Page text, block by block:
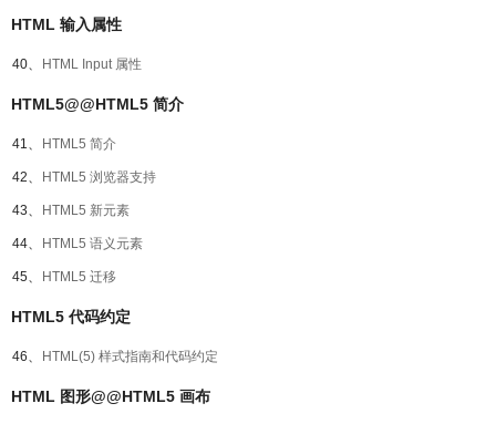
HTML 输入属性
40、 HTML Input 属性
HTML5@@HTML5 简介
41、 HTML5 简介
42、 HTML5 浏览器支持
43、 HTML5 新元素
44、 HTML5 语义元素
45、 HTML5 迁移
HTML5 代码约定
46、 HTML(5) 样式指南和代码约定
HTML 图形@@HTML5 画布